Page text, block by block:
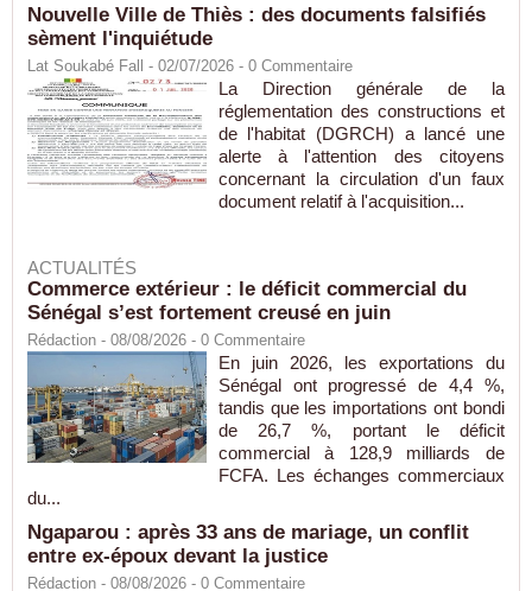
Nouvelle Ville de Thiès : des documents falsifiés
sèment l'inquiétude
Lat Soukabé Fall - 02/07/2026 - 0 Commentaire
La Direction générale de la
réglementation des constructions et
de l'habitat (DGRCH) a lancé une
alerte à l'attention des citoyens
concernant la circulation d'un faux
document relatif à l'acquisition...
ACTUALITÉS
Commerce extérieur : le déficit commercial du
Sénégal s’est fortement creusé en juin
Rédaction - 08/08/2026 - 0 Commentaire
En juin 2026, les exportations du
Sénégal ont progressé de 4,4 %,
tandis que les importations ont bondi
de 26,7 %, portant le déficit
commercial à 128,9 milliards de
FCFA. Les échanges commerciaux
du...
Ngaparou : après 33 ans de mariage, un conflit
entre ex-époux devant la justice
Rédaction - 08/08/2026 - 0 Commentaire